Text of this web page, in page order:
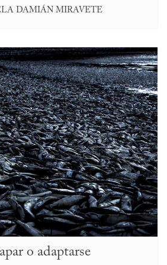
DAMIÁN MIRAVETE
o adaptarse